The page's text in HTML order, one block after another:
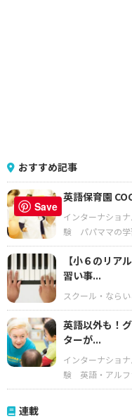
おすすめ記事
英語保育園
インターナショ
験
パパママの
【小６のリア
習い事...
スクール・なら
英語以外も！
ターが...
インターナショ
験
英語・アル
連載
Save